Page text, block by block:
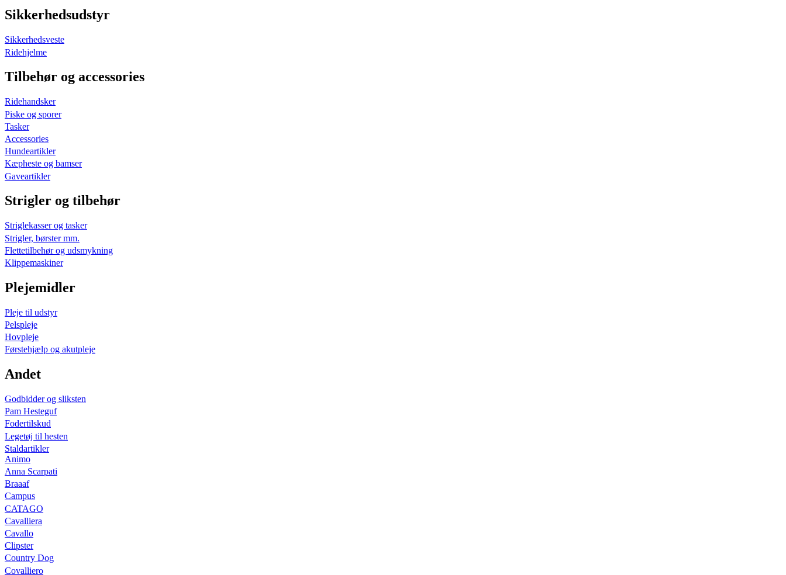
Sikkerhedsudstyr
Sikkerhedsveste
Ridehjelme
Tilbehør og accessories
Ridehandsker
Piske og sporer
Tasker
Accessories
Hundeartikler
Kæpheste og bamser
Gaveartikler
Strigler og tilbehør
Striglekasser og tasker
Strigler, børster mm.
Flettetilbehør og udsmykning
Klippemaskiner
Plejemidler
Pleje til udstyr
Pelspleje
Hovpleje
Førstehjælp og akutpleje
Andet
Godbidder og sliksten
Pam Hesteguf
Fodertilskud
Legetøj til hesten
Staldartikler
Animo
Anna Scarpati
Braaaf
Campus
CATAGO
Cavalliera
Cavallo
Clipster
Country Dog
Covalliero